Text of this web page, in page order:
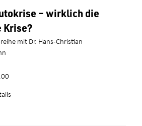
– wirklich die
Krise?
mit Dr. Hans-Christian